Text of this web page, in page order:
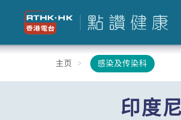
主页 感染及传染科
印度